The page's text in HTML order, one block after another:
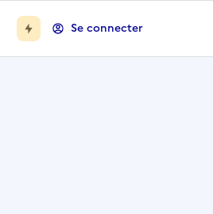
Se connecter